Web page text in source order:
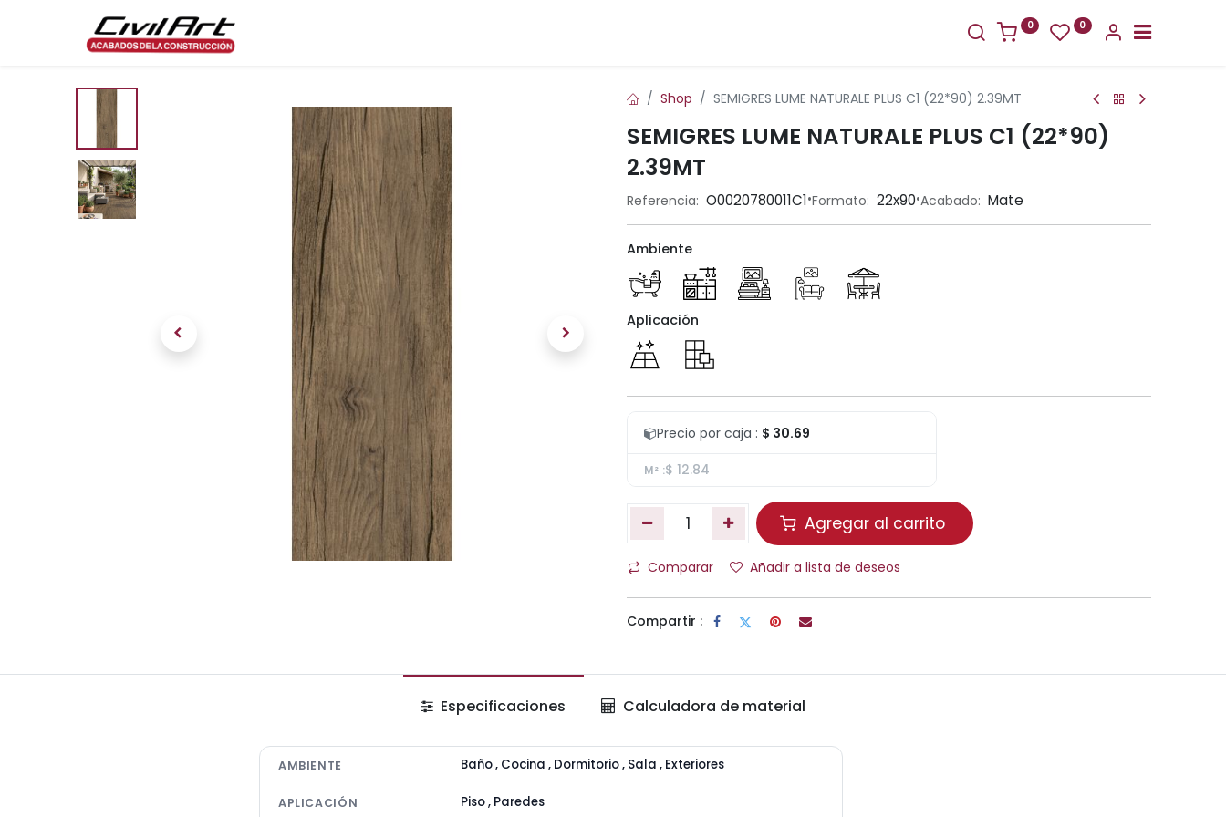
0 0
Shop SEMIGRES LUME NATURALE PLUS C1 (22*90) 2.39MT
SEMIGRES LUME NATURALE PLUS C1 (22*90)
2.39MT
Referencia: O0020780011C1•Formato: 22x90•Acabado: Mate
Ambiente
Aplicación
Precio por caja : $ 30.69
M² :$ 12.84
Agregar al carrito
Comparar Añadir a lista de deseos
Compartir :
Especificaciones Calculadora de material
AMBIENTE Baño, Cocina , Dormitorio, Sala , Exteriores
APLICACIÓN Piso, Paredes